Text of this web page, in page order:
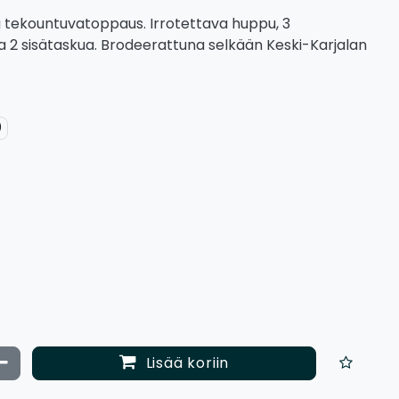
tekountuvatoppaus. Irrotettava huppu, 3
2 sisätaskua. Brodeerattuna selkään Keski-Karjalan
määräämäärää Lisää koriin